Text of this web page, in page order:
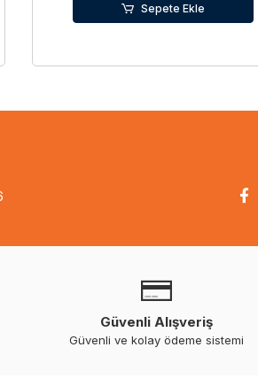
Sepete Ekle
Güvenli Alışveriş
Güvenli ve kolay ödeme sistemi